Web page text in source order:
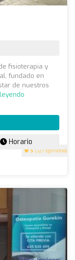
5 (127 opiniones)
de fisioterapia y
fundado en
de nuestros
Horario